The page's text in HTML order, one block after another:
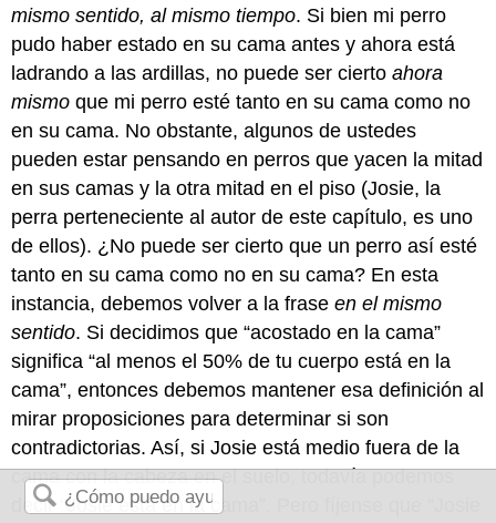
mismo sentido, al mismo tiempo. Si bien mi perro
pudo haber estado en su cama antes y ahora está
ladrando a las ardillas, no puede ser ciertoahora
mismo que mi perro esté tanto en su cama como no
en su cama. No obstante, algunos de ustedes
pueden estar pensando en perros que yacen la mitad
en sus camas y la otra mitad en el piso (Josie, la
perra perteneciente al autor de este capítulo, es uno
de ellos). ¿No puede ser cierto que un perro así esté
tanto en su cama como no en su cama? En esta
instancia, debemos volver a la fraseen el mismo
sentido. Si decidimos que “acostado en la cama”
significa “al menos el 50% de tu cuerpo está en la
cama”, entonces debemos mantener esa definición al
mirar proposiciones para determinar si son
contradictorias. Así, si Josie está medio fuera de la
cama con la cabeza en el suelo, todavía podemos
decir “Josie está en la cama”. Pero fíjense que “Josie